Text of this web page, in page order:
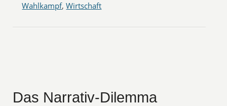
Wahlkampf,Wirtschaft
Das Narrativ-Dilemma